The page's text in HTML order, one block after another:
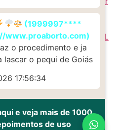
comprar Misoprostol
cytoteccytotec
mifepristoneMISOPROSTOL
comprarMisoprostol
e Misoprostol
(1999997****
www.proaborto.com)
o procedimento e ja
lascar o pequi de Goiás
17:56:34
e veja mais de 1000
de uso